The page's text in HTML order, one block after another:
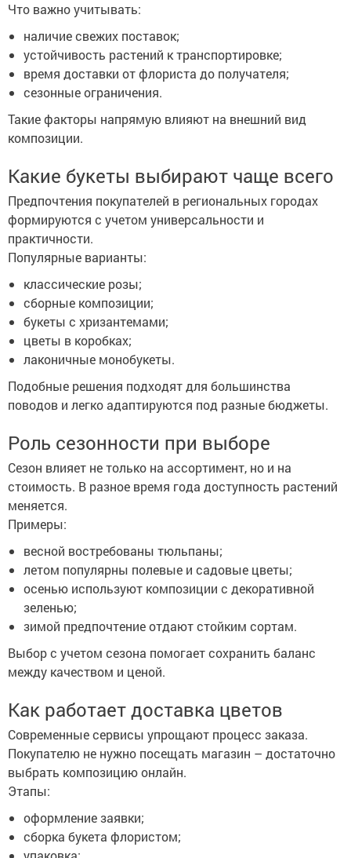
Что важно учитывать:
наличие свежих поставок;
устойчивость растений к транспортировке;
время доставки от флориста до получателя;
сезонные ограничения.
Такие факторы напрямую влияют на внешний вид
композиции.
Какие букеты выбирают чаще всего
Предпочтения покупателей в региональных городах
формируются с учетом универсальности и
практичности.
Популярные варианты:
классические розы;
сборные композиции;
букеты с хризантемами;
цветы в коробках;
лаконичные монобукеты.
Подобные решения подходят для большинства
поводов и легко адаптируются под разные бюджеты.
Роль сезонности при выборе
Сезон влияет не только на ассортимент, но и на
стоимость. В разное время года доступность растений
меняется.
Примеры:
весной востребованы тюльпаны;
летом популярны полевые и садовые цветы;
осенью используют композиции с декоративной
зеленью;
зимой предпочтение отдают стойким сортам.
Выбор с учетом сезона помогает сохранить баланс
между качеством и ценой.
Как работает доставка цветов
Современные сервисы упрощают процесс заказа.
Покупателю не нужно посещать магазин – достаточно
выбрать композицию онлайн.
Этапы:
оформление заявки;
сборка букета флористом;